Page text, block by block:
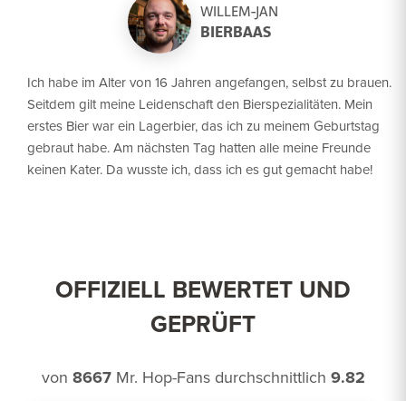
WILLEM-JAN
BIERBAAS
Ich habe im Alter von 16 Jahren angefangen, selbst zu brauen.
Seitdem gilt meine Leidenschaft den Bierspezialitäten. Mein
erstes Bier war ein Lagerbier, das ich zu meinem Geburtstag
gebraut habe. Am nächsten Tag hatten alle meine Freunde
keinen Kater. Da wusste ich, dass ich es gut gemacht habe!
OFFIZIELL BEWERTET UND
GEPRÜFT
von 8667Mr. Hop-Fans durchschnittlich 9.82